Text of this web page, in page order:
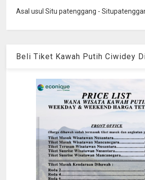
Asal usul Situ patenggang -
Beli Tiket Kawah Putih Ciwidey